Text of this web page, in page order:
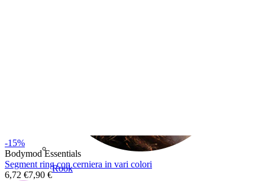
Rook
-15%
Bodymod Essentials
Segment ring con cerniera in vari colori
6,72 €7,90 €